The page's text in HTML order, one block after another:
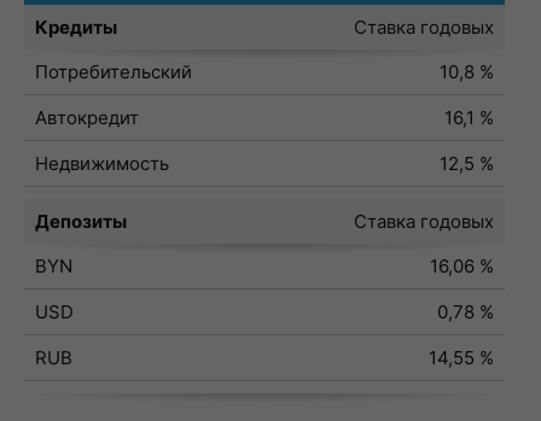
Кредиты
Ставка годовых
Потребительский
10,8 %
Автокредит
16,1 %
Недвижимость
12,5 %
Депозиты
Ставка годовых
BYN
16,06 %
USD
0,78 %
RUB
14,55 %